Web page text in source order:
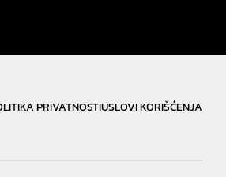
PRIVATNOSTIUSLOVI KORIŠĆENJA